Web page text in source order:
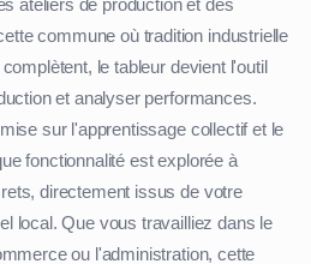
ateliers de production et des
commune où tradition industrielle
le tableur devient l'outil
et analyser performances.
sur l'apprentissage collectif et le
fonctionnalité est explorée à
directement issus de votre
local. Que vous travailliez dans le
ou l'administration, cette